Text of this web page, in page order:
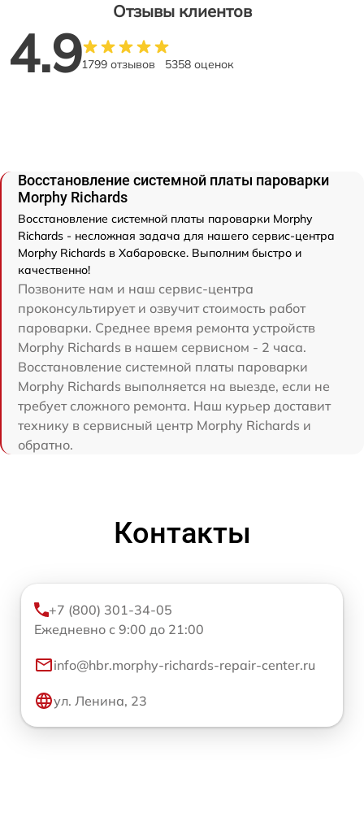
Отзывы клиентов
4.91799 отзывов 5358 оценок
Восстановление системной платы пароварки
Morphy Richards
Восстановление системной платы пароварки Morphy
Richards - несложная задача для нашего сервис-центра
Morphy Richards в Хабаровске. Выполним быстро и
качественно!
Позвоните нам и наш сервис-центра
проконсультирует и озвучит стоимость работ
пароварки. Среднее время ремонта устройств
Morphy Richards в нашем сервисном - 2 часа.
Восстановление системной платы пароварки
Morphy Richards выполняется на выезде, если не
требует сложного ремонта. Наш курьер доставит
технику в сервисный центр Morphy Richards и
обратно.
Контакты
+7 (800) 301-34-05
Ежедневно с 9:00 до 21:00
info@hbr.morphy-richards-repair-center.ru
ул. Ленина, 23